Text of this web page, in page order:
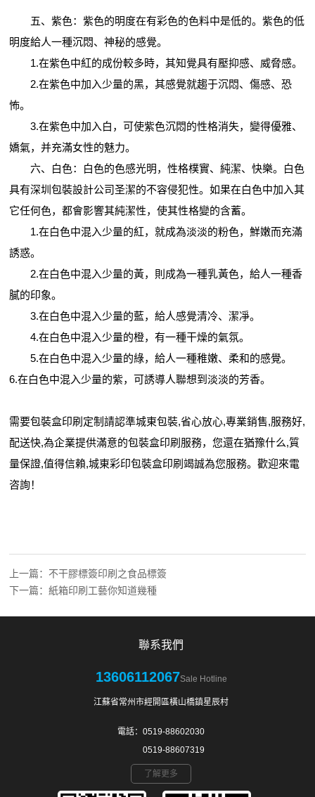
五、紫色：紫色的明度在有彩色的色料中是低的。紫色的低
明度給人一種沉悶、神秘的感覺。
1.在紫色中紅的成份較多時，其知覺具有壓抑感、威脅感。
2.在紫色中加入少量的黑，其感覺就趨于沉悶、傷感、恐
怖。
3.在紫色中加入白，可使紫色沉悶的性格消失，變得優雅、
嬌氣，并充滿女性的魅力。
六、白色：白色的色感光明，性格樸實、純潔、快樂。白色
具有深圳包裝設計公司圣潔的不容侵犯性。如果在白色中加入其
它任何色，都會影響其純潔性，使其性格變的含蓄。
1.在白色中混入少量的紅，就成為淡淡的粉色，鮮嫩而充滿
誘惑。
2.在白色中混入少量的黃，則成為一種乳黃色，給人一種香
膩的印象。
3.在白色中混入少量的藍，給人感覺清冷、潔凈。
4.在白色中混入少量的橙，有一種干燥的氣氛。
5.在白色中混入少量的綠，給人一種稚嫩、柔和的感覺。
6.在白色中混入少量的紫，可誘導人聯想到淡淡的芳香。
需要包裝盒印刷定制請認準城東包裝,省心放心,專業銷售,服務好,
配送快,為企業提供滿意的包裝盒印刷服務，您還在猶豫什么,質
量保證,值得信賴,城東彩印包裝盒印刷竭誠為您服務。歡迎來電
咨詢！
上一篇： 不干膠標簽印刷之食品標簽
下一篇：紙箱印刷工藝你知道幾種
聯系我們
13606112067Sale Hotline
江蘇省常州市經開區橫山橋鎮星辰村
電話：0519-88602030
0519-88607319
了解更多